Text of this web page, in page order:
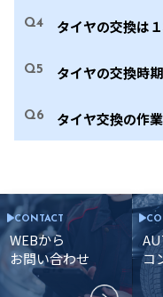
Q4 タイヤの交換は
Q5 タイヤの交換時
Q6 タイヤ交換の作
CONTACT
WEBから
お問い合わせ
コ